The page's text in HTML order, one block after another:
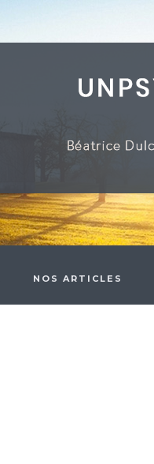
NOS ARTICLES